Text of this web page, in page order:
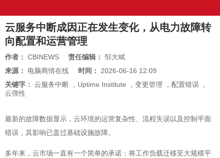
云服务中断成因正在发生变化，从电力故障转
向配置和运营管理
作者： CBINEWS 责任编辑： 邹大斌
来源： 电脑商情在线 时间： 2026-06-16 12:09
关键字： 云服务中断 ， Uptime Institute ， 变更管理 ， 配置错误
，
云弹性
最新的故障数据显示，云环境的运营复杂性、流程失误以及控制平面
错误，其影响已盖过基础设施故障。
多年来，云市场一直有一个简单的承诺：将工作负载迁移至大规模平